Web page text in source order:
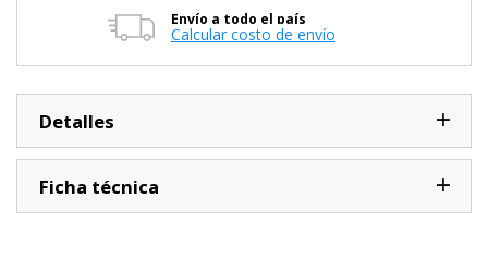
Envío a todo el país
Calcular costo de envío
Detalles
Ficha técnica